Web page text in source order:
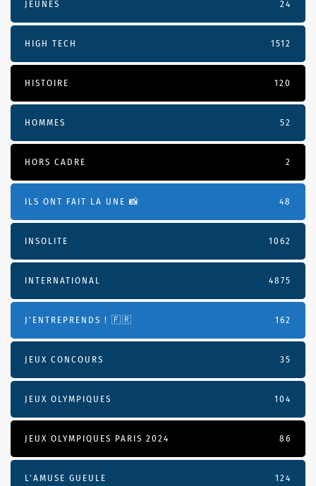
JEUNES
24
HIGH TECH 1512
HISTOIRE 120
HOMMES 52
HORS CADRE 2
ILS ONT FAIT LA UNE 📸 48
INSOLITE 1062
INTERNATIONAL 4875
J'ENTREPRENDS ! 🇫🇷 162
JEUX CONCOURS 35
JEUX OLYMPIQUES 104
JEUX OLYMPIQUES PARIS 2024 86
L'AMUSE GUEULE 124